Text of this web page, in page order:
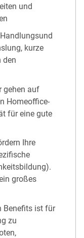
und
kurze
den
gehen auf
Homeoffice-
für eine gute
Ihre
großes
Benefits ist für
zu